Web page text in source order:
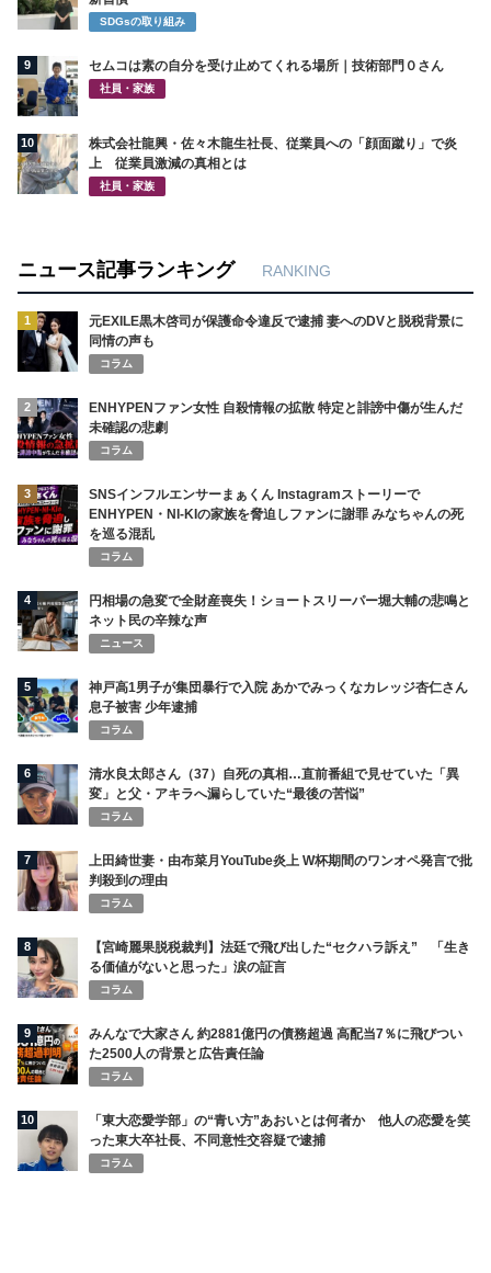
SDGsの取り組み
9 セムコは素の自分を受け止めてくれる場所｜技術部門０さん
社員・家族
10
株式会社龍興・佐々木龍生社長、従業員への「顔面蹴り」で炎
上 従業員激減の真相とは
社員・家族
ニュース記事ランキング RANKING
1
元EXILE黒木啓司が保護命令違反で逮捕 妻へのDVと脱税背景に
同情の声も
コラム
2
ENHYPENファン女性 自殺情報の拡散 特定と誹謗中傷が生んだ
未確認の悲劇
コラム
3
SNSインフルエンサーまぁくん Instagramストーリーで
ENHYPEN・NI-KIの家族を脅迫しファンに謝罪 みなちゃんの死
を巡る混乱
コラム
4
円相場の急変で全財産喪失！ショートスリーパー堀大輔の悲鳴と
ネット民の辛辣な声
ニュース
5
神戸高1男子が集団暴行で入院 あかでみっくなカレッジ杏仁さん
息子被害 少年逮捕
コラム
6
清水良太郎さん（37）自死の真相…直前番組で見せていた「異
変」と父・アキラへ漏らしていた“最後の苦悩”
コラム
7
上田綺世妻・由布菜月YouTube炎上 W杯期間のワンオペ発言で批
判殺到の理由
コラム
8
【宮崎麗果脱税裁判】法廷で飛び出した“セクハラ訴え” 「生き
る価値がないと思った」涙の証言
コラム
9
みんなで大家さん 約2881億円の債務超過 高配当7％に飛びつい
た2500人の背景と広告責任論
コラム
10
「東大恋愛学部」の“青い方”あおいとは何者か 他人の恋愛を笑
った東大卒社長、不同意性交容疑で逮捕
コラム